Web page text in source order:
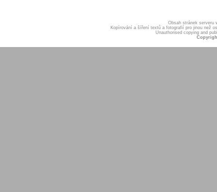
Obsah stránek serveru
Kopírování a šíření textů a fotografií pro jinou než
Unauthorised copying and